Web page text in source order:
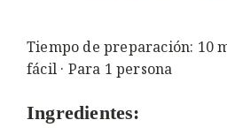
Tiempo de preparación: 10
fácil · Para 1 persona
Ingredientes: